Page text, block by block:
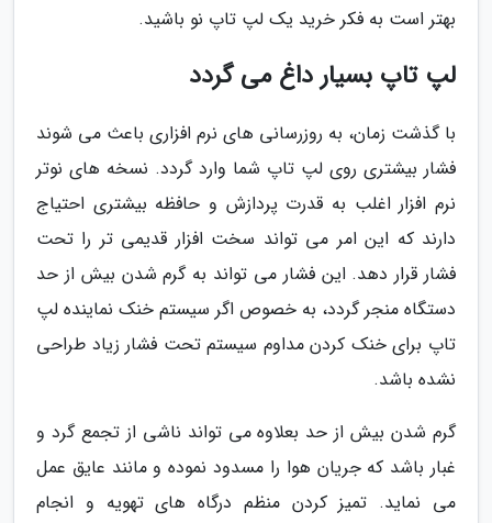
بهتر است به فکر خرید یک لپ تاپ نو باشید.
لپ تاپ بسیار داغ می گردد
با گذشت زمان، به روزرسانی های نرم افزاری باعث می شوند
فشار بیشتری روی لپ تاپ شما وارد گردد. نسخه های نوتر
نرم افزار اغلب به قدرت پردازش و حافظه بیشتری احتیاج
دارند که این امر می تواند سخت افزار قدیمی تر را تحت
فشار قرار دهد. این فشار می تواند به گرم شدن بیش از حد
دستگاه منجر گردد، به خصوص اگر سیستم خنک نماینده لپ
تاپ برای خنک کردن مداوم سیستم تحت فشار زیاد طراحی
نشده باشد.
گرم شدن بیش از حد بعلاوه می تواند ناشی از تجمع گرد و
غبار باشد که جریان هوا را مسدود نموده و مانند عایق عمل
می نماید. تمیز کردن منظم درگاه های تهویه و انجام